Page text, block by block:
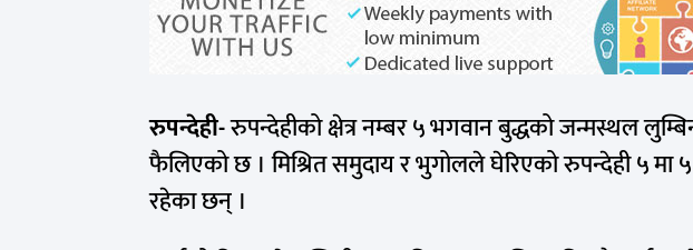
रुपन्देही-रुपन्देहीको क्षेत्र नम्बर ५ भगवान बुद्धको जन्मस्थल
फैलिएको छ । मिश्रित समुदाय र भुगोलले घेरिएको रुपन्देही ५ मा
रहेका छन् ।